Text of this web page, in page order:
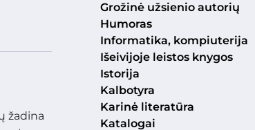
žadina
Grožinė užsienio autorių
Humoras
Informatika, kompiuterija
Išeivijoje leistos knygos
Istorija
Kalbotyra
Karinė literatūra
Katalogai